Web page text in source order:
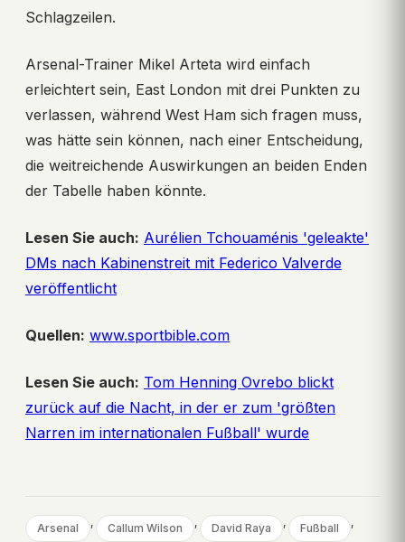
Schlagzeilen.
Arsenal-Trainer Mikel Arteta wird einfach
erleichtert sein, East London mit drei Punkten zu
verlassen, während West Ham sich fragen muss,
was hätte sein können, nach einer Entscheidung,
die weitreichende Auswirkungen an beiden Enden
der Tabelle haben könnte.
Lesen Sie auch: Aurélien Tchouaménis 'geleakte'
DMs nach Kabinenstreit mit Federico Valverde
veröffentlicht
Quellen: www.sportbible.com
Lesen Sie auch: Tom Henning Ovrebo blickt
zurück auf die Nacht, in der er zum 'größten
Narren im internationalen Fußball' wurde
Arsenal , Callum Wilson , David Raya , Fußball ,